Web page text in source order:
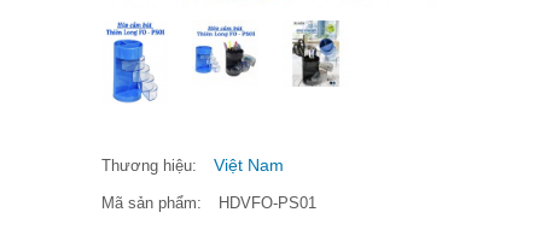
Thương hiệu: Việt Nam
Mã sản phẩm: HDVFO-PS01